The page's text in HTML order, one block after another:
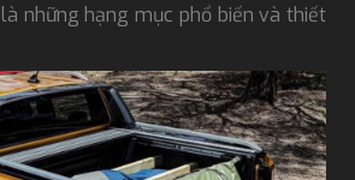
những hạng mục phổ biến và thiết